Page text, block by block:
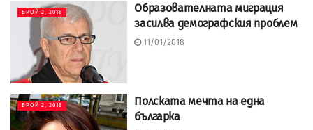
БРОЙ 2, 2018
Образователната миграция
засилва демографския проблем
11/01/2018
БРОЙ 2, 2018
Полската мечта на една
българка